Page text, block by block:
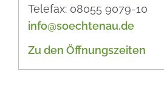
Telefax: 08055 9079-10
info@soechtenau.de
Zu den Öffnungszeiten